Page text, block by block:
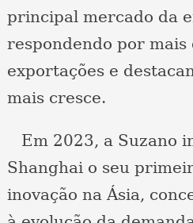
principal mercado da
respondendo por mais
exportações e
mais cresce.
Em 2023, a Suzano
Shanghai o seu
inovação na Ásia,